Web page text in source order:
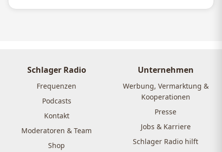
Schlager Radio
Frequenzen
Podcasts
Kontakt
Moderatoren & Team
Shop
Unternehmen
Werbung, Vermarktung &
Kooperationen
Presse
Jobs & Karriere
Schlager Radio hilft